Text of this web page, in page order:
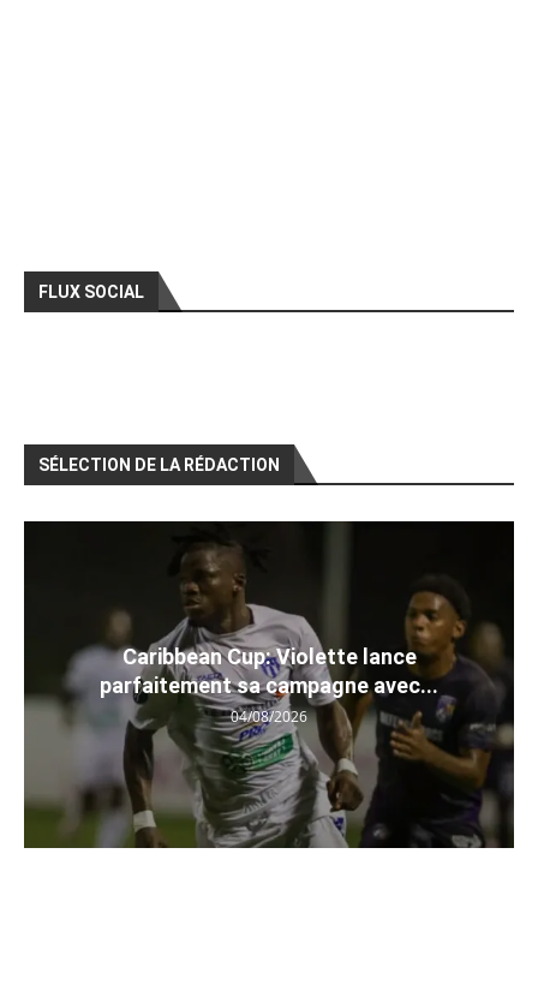
FLUX SOCIAL
SÉLECTION DE LA RÉDACTION
Caribbean Cup: Violette lance
parfaitement sa campagne avec...
04/08/2026